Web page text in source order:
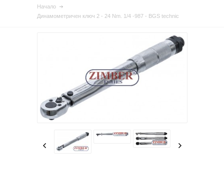
Начало
Динамометричен ключ 2 - 24 Nm. 1/4 -987 - BGS technic